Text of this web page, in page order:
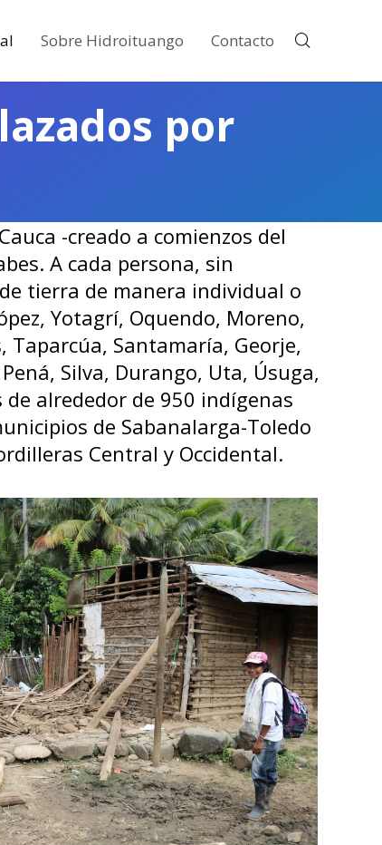
Sobre Hidroituango Contacto
por
-creado a comienzos del
A cada persona, sin
tierra de manera individual o
Yotagrí, Oquendo, Moreno,
Taparcúa, Santamaría, Georje,
Silva, Durango, Uta, Úsuga,
alrededor de 950 indígenas
de Sabanalarga-Toledo
Central y Occidental.